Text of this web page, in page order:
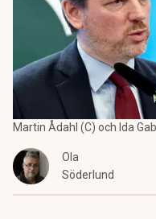
Martin Ådahl (C) och Ida
Ola
Söderlund